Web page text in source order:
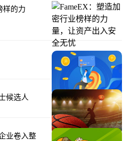
样的力
候选人
业卷入整